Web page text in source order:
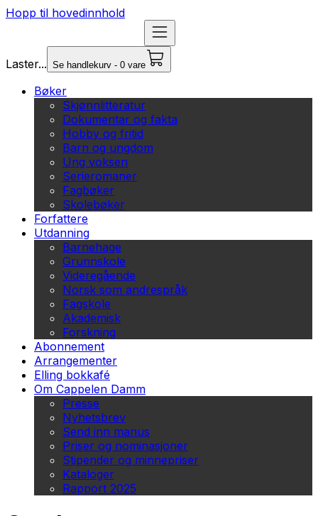
Hopp til hovedinnhold
Laster... Se handlekurv - 0 vare
Bøker
Skjønnlitteratur
Dokumentar og fakta
Hobby og fritid
Barn og ungdom
Ung voksen
Serieromaner
Fagbøker
Skolebøker
Forfattere
Utdanning
Barnehage
Grunnskole
Videregående
Norsk som andrespråk
Fagskole
Akademisk
Forskning
Abonnement
Arrangementer
Elling bokkafé
Om Cappelen Damm
Presse
Nyhetsbrev
Send inn manus
Priser og nominasjoner
Stipender og minnepriser
Kataloger
Rapport 2025